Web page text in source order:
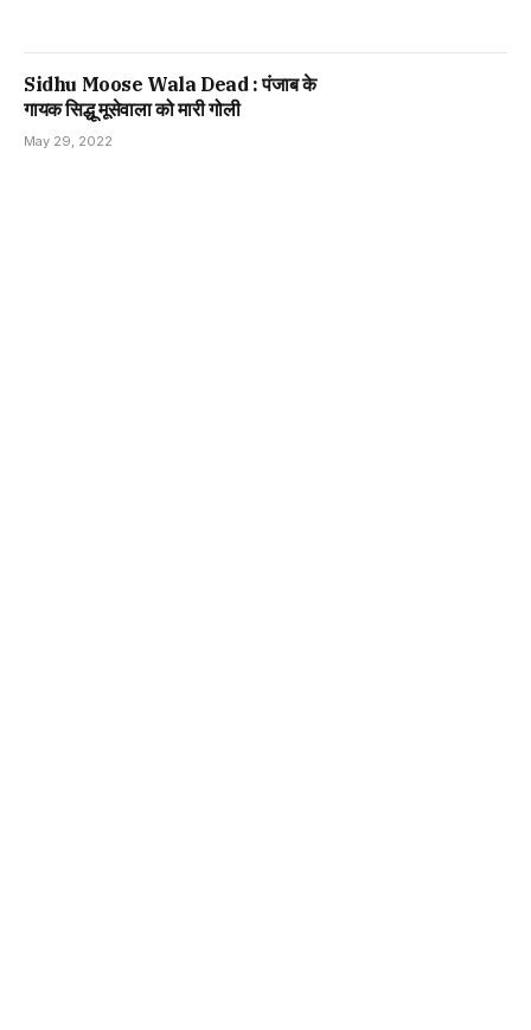
Sidhu Moose Wala Dead : पंजाब के
गायक सिद्धू मूसेवाला को मारी गोली
May 29, 2022